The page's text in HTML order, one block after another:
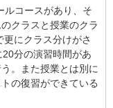
ルコースがあり、そ
クラスと授業のクラ
にクラス分けがさ
分の演習時間があ
。また授業とは別に
の復習ができている